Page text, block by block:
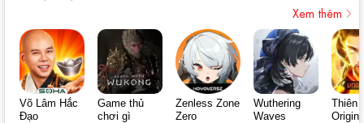
Xem thêm
Võ Lâm Hắc
Đạo
Game thủ
chơi gì
Zenless Zone
Zero
Wuthering
Waves
Thiên
Origin